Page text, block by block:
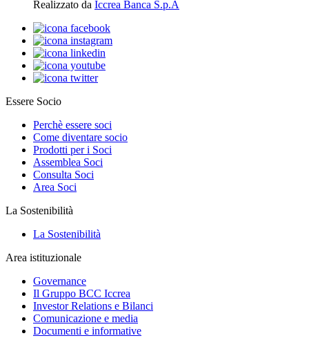
Realizzato da Iccrea Banca S.p.A
Essere Socio
Perchè essere soci
Come diventare socio
Prodotti per i Soci
Assemblea Soci
Consulta Soci
Area Soci
La Sostenibilità
La Sostenibilità
Area istituzionale
Governance
Il Gruppo BCC Iccrea
Investor Relations e Bilanci
Comunicazione e media
Documenti e informative